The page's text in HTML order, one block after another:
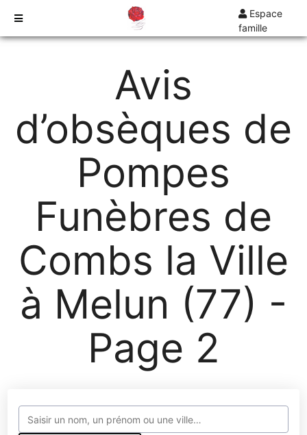
Espace
famille
CRÉMATION / INCINÉRATION
TRANSPORT
ORGANISATION / PRÉPARATION
URGENCE / ASSISTANCE
AGENCES
COMBS-LA-VILLE
Avis
d’obsèques de
Pompes
Funèbres de
Combs la Ville
à Melun (77) -
Page 2